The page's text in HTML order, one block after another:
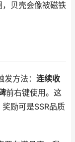
贝壳会像被磁铁
方法： 连续收
前右键使用。这
励可是SSR品质